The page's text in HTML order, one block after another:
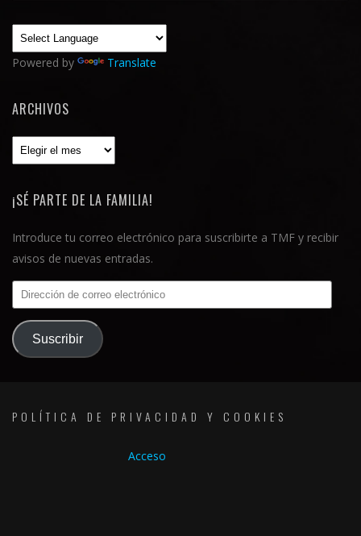
Powered by Translate
ARCHIVOS
Archivos
¡SÉ PARTE DE LA FAMILIA!
Introduce tu correo electrónico para suscribirte a TMF y recibir
avisos de nuevas entradas.
Dirección
de
correo
electrónico
Suscribir
POLÍTICA DE PRIVACIDAD Y COOKIES
Acceso